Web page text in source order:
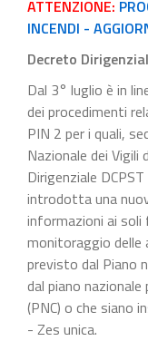
ATTENZIONE:
INCENDI -
Decreto
Dal 3° luglio è in
dei procedimenti
PIN 2 per i quali,
Nazionale dei
Dirigenziale
introdotta una
informazioni ai
monitoraggio delle
previsto dal Piano
dal piano
(PNC) o che siano
- Zes unica.